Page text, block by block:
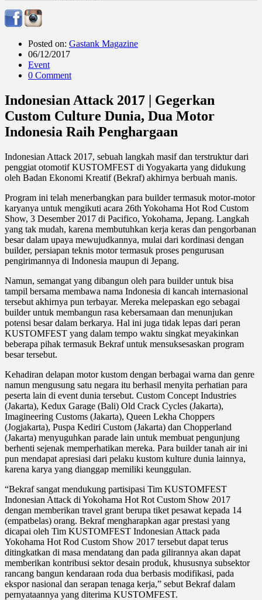
Posted on: Gastank Magazine
06/12/2017
Event
0 Comment
Indonesian Attack 2017 | Gegerkan
Custom Culture Dunia, Dua Motor
Indonesia Raih Penghargaan
Indonesian Attack 2017, sebuah langkah masif dan terstruktur dari
penggiat otomotif KUSTOMFEST di Yogyakarta yang didukung
oleh Badan Ekonomi Kreatif (Bekraf) akhirnya berbuah manis.
Program ini telah menerbangkan para builder termasuk motor-motor
karyanya untuk mengikuti acara 26th Yokohama Hot Rod Custom
Show, 3 Desember 2017 di Pacifico, Yokohama, Jepang. Langkah
yang tak mudah, karena membutuhkan kerja keras dan pengorbanan
besar dalam upaya mewujudkannya, mulai dari kordinasi dengan
builder, persiapan teknis motor termasuk proses pengurusan
pengirimannya di Indonesia maupun di Jepang.
Namun, semangat yang dibangun oleh para builder untuk bisa
tampil bersama membawa nama Indonesia di kancah internasional
tersebut akhirnya pun terbayar. Mereka melepaskan ego sebagai
builder untuk membangun rasa kebersamaan dan menunjukan
potensi besar dalam berkarya. Hal ini juga tidak lepas dari peran
KUSTOMFEST yang dalam tempo waktu singkat meyakinkan
beberapa pihak termasuk Bekraf untuk mensuksesaskan program
besar tersebut.
Kehadiran delapan motor kustom dengan berbagai warna dan genre
namun mengusung satu negara itu berhasil menyita perhatian para
peserta lain di event dunia tersebut. Custom Concept Industries
(Jakarta), Kedux Garage (Bali) Old Crack Cycles (Jakarta),
Imagineering Customs (Jakarta), Queen Lekha Choppers
(Jogjakarta), Puspa Kediri Custom (Jakarta) dan Chopperland
(Jakarta) menyuguhkan parade lain untuk membuat pengunjung
berhenti sejenak memperhatikan mereka. Para builder tanah air ini
pun mendapat apresiasi dari pelaku kustom kulture dunia lainnya,
karena karya yang dianggap memiliki keunggulan.
“Bekraf sangat mendukung partisipasi Tim KUSTOMFEST
Indonesian Attack di Yokohama Hot Rot Custom Show 2017
dengan memberikan travel grant berupa tiket pesawat kepada 14
(empatbelas) orang. Bekraf mengharapkan agar prestasi yang
dicapai oleh Tim KUSTOMFEST Indonesian Attack pada
Yokohama Hot Rod Custom Show 2017 tersebut dapat terus
ditingkatkan di masa mendatang dan pada gilirannya akan dapat
memberikan kontribusi sektor desain produk, khususnya subsektor
rancang bangun kendaraan roda dua berbasis modifikasi, pada
ekspor nasional dan serapan tenaga kerja,” sebut Bekraf dalam
pernyataannya yang diterima KUSTOMFEST.